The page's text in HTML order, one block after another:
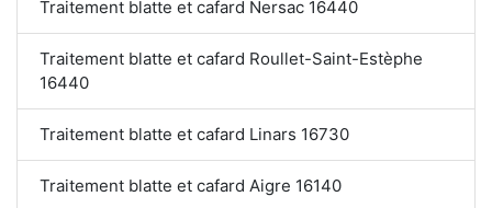
Traitement blatte et cafard Nersac 16440
Traitement blatte et cafard Roullet-Saint-Estèphe
16440
Traitement blatte et cafard Linars 16730
Traitement blatte et cafard Aigre 16140